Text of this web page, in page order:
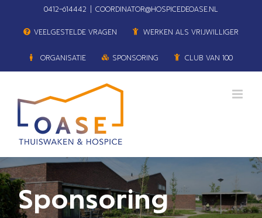
0412–614442 COORDINATOR@HOSPICEDEOASE.NL
VEELGESTELDE VRAGEN WERKEN ALS VRIJWILLIGER
ORGANISATIE SPONSORING CLUB VAN 100
Sponsoring